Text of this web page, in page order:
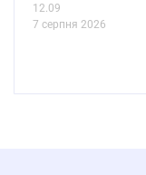
12.09
7 серпня 2026